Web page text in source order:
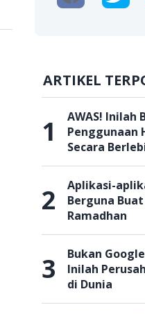
ARTIKEL
1
AWAS! Inilah
Penggunaan
Secara
2
Aplikasi-
Berguna
Ramadhan
3
Bukan
Inilah
di Dunia